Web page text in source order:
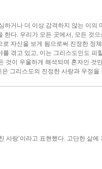
거나 더 이상 감격하지 않는 이의
한다. 우리가 모든 곳에서, 모든 것
자신을 보게 됨으로써 진정한 정
겪고 있고, 이는 그리스도인도 피
것이 우울하게 해석되며 혼자인 것
그리스도의 진정한 사랑과 우정을
랑’이라고 표현했다. 고단한 삶에